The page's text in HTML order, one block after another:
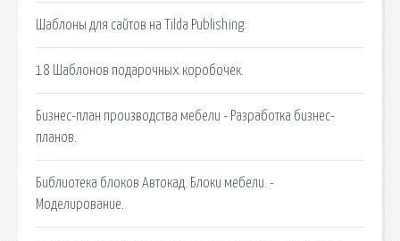
Шаблоны для сайтов на Tilda Publishing.
18 Шаблонов подарочных коробочек.
Бизнес-план производства мебели - Разработка бизнес-
планов.
Библиотека блоков Автокад. Блоки мебели. -
Моделирование.